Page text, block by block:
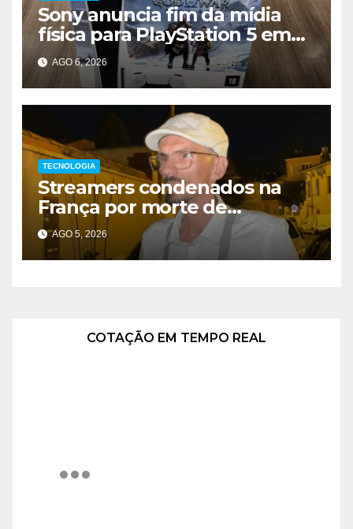
Sony anuncia fim da mídia
física para PlayStation 5 em
2028
AGO 6, 2026
TECNOLOGIA
Streamers condenados na
França por morte de
influenciador
AGO 5, 2026
COTAÇÃO EM TEMPO REAL